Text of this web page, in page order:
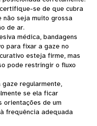
se de que cubra
não seja muito grossa
de ar.
médica, bandagens
para fixar a gaze no
esteja firme, mas
pode restringir o fluxo
gaze regularmente,
se ela ficar
orientações de um
frequência adequada